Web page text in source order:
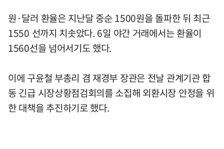
원·달러 환율은 지난달 중순 1500원을 돌파한 뒤 최근
1550 선까지 치솟았다. 6일 야간 거래에서는 환율이
1560선을 넘어서기도 했다.
이에 구윤철 부총리 겸 재경부 장관은 전날 관계기관 합
동 긴급 시장상황점검회의를 소집해 외환시장 안정을 위
한 대책을 추진하기로 했다.